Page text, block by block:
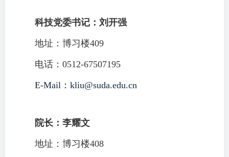
科技党委书记：刘开强
地址：博习楼409
电话：0512-67507195
E-Mail： kliu@suda.edu.cn
院长：李耀文
地址：博习楼408